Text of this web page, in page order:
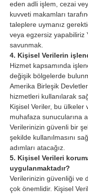
eden adli işlem, cezai
kuvveti makamları
taleplere uymanız
veya egzersiz yapabiliriz
savunmak.
4. Kişisel Verilerin
Hizmet kapsamında
değişik bölgelerde
Amerika Birleşik
hizmetleri kullanılarak
Kişisel Veriler, bu ülkeler
muhafaza sunucularına
Verilerinizin güvenli bir
şekilde kullanılmasını
adımları atacağız.
5. Kişisel Verileri
uygulanmaktadır?
Verilerinizin güvenliği ve
çok önemlidir. Kişisel